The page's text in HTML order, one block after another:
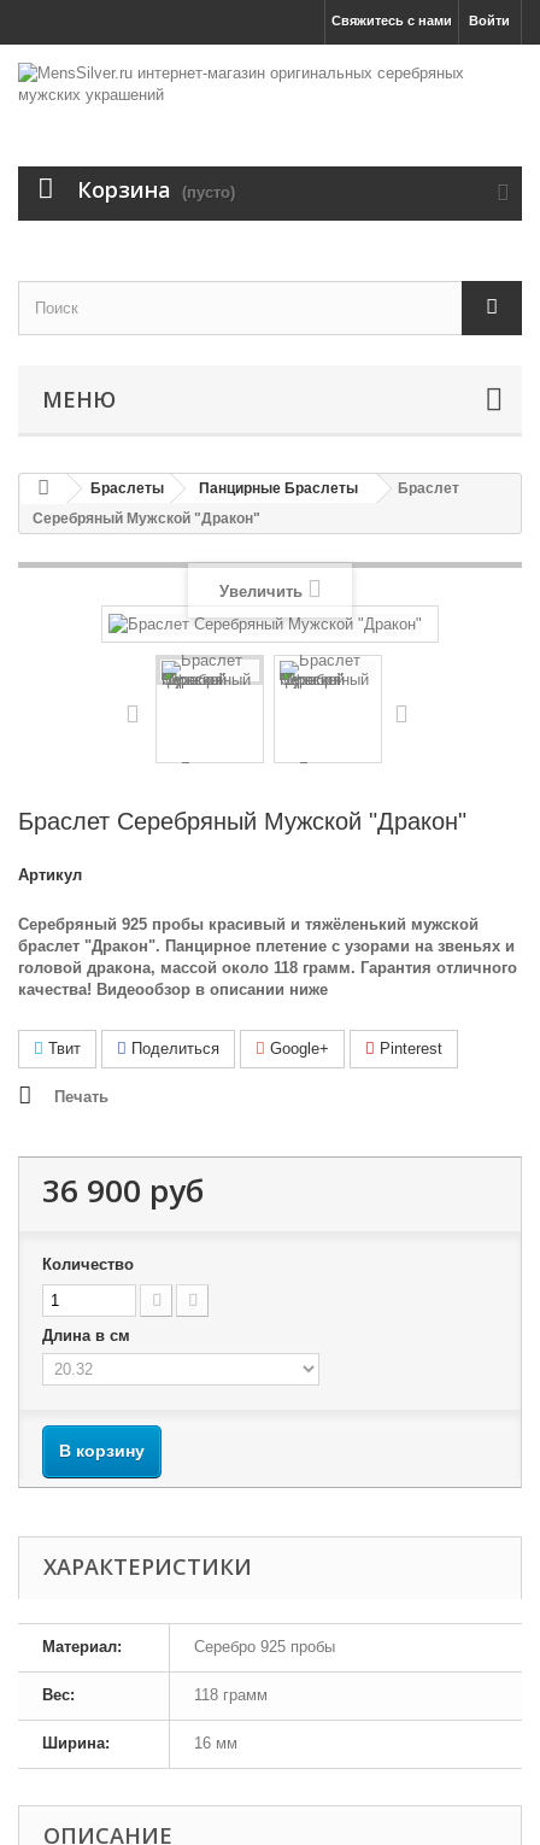
Войти
Свяжитесь с нами
Корзина (пусто)
МЕНЮ
Браслеты Панцирные Браслеты
Браслет
Серебряный Мужской "Дракон"
Увеличить
Браслет Серебряный Мужской "Дракон"
Артикул
Серебряный 925 пробы красивый и тяжёленький мужской
браслет "Дракон". Панцирное плетение с узорами на звеньях и
головой дракона, массой около 118 грамм. Гарантия отличного
качества! Видеообзор в описании ниже
Твит Поделиться Google+ Pinterest
Печать
36 900 руб
Количество
Длина в см
В корзину
ХАРАКТЕРИСТИКИ
Материал: Серебро 925 пробы
Вес: 118 грамм
Ширина: 16 мм
ОПИСАНИЕ